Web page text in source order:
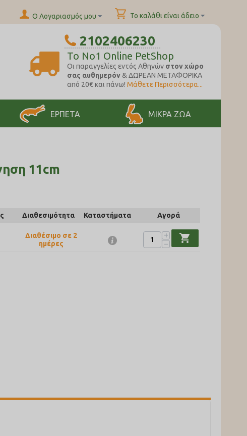
Το καλάθι είναι άδειο
Ο Λογαριασμός μου
2102406230
To No1 Online PetShop
Oι παραγγελίες εντός Αθηνών στον χώρο
σας αυθημερόν& ΔΩΡΕΑΝ ΜΕΤΑΦΟΡΙΚΑ
από 20€ και πάνω! Μάθετε Περισσότερα...
ΕΡΠΕΤΑ ΜΙΚΡΑ ΖΩΑ
11cm
Διαθεσιμότητα Καταστήματα Αγορά
Διαθέσιμο σε 2
ημέρες
+
−
shopping_cart